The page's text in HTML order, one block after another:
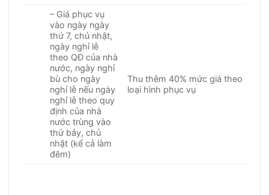
– Giá phục vụ
vào ngày ngày
thứ 7, chủ nhật,
ngày nghỉ lễ
theo QĐ của nhà
nước, ngày nghỉ
bù cho ngày
nghỉ lễ nếu ngày
nghỉ lễ theo quy
định của nhà
nước trùng vào
thứ bảy, chủ
nhật (kể cả làm
đêm)
Thu thêm 40% mức giá theo
loại hình phục vụ